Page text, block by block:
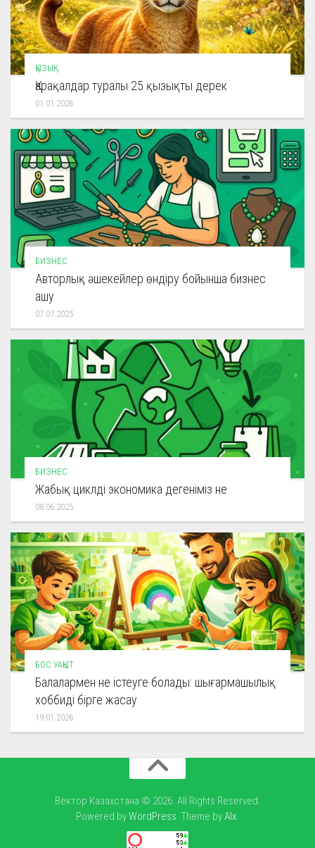
ҚЫЗЫҚ
Қарақалдар туралы 25 қызықты дерек
01.01.2026
БИЗНЕС
Авторлық әшекейлер өндіру бойынша бизнес
ашу
07.07.2025
БИЗНЕС
Жабық циклді экономика дегеніміз не
08.06.2025
БОС УАҚЫТ
Балалармен не істеуге болады: шығармашылық
хоббиді бірге жасау
19.01.2026
Вектор Казахстана © 2026. All Rights Reserved.
Powered byWordPress. Theme byAlx.